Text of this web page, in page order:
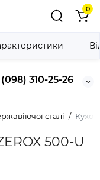
(098) 310-25-26
0
сталі
500-U